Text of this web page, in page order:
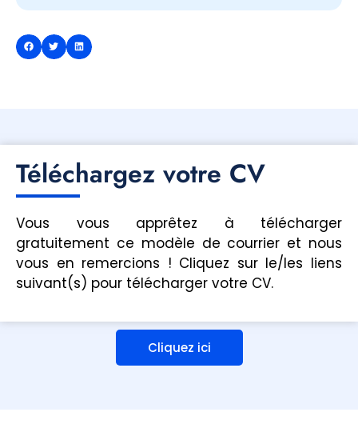
Téléchargez votre CV
Vous vous apprêtez à télécharger
gratuitement ce modèle de courrier et nous
vous en remercions ! Cliquez sur le/les liens
suivant(s) pour télécharger votre CV.
Cliquez ici